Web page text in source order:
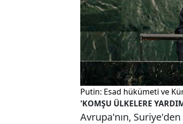
Putin: Esad hükümeti ve
'KOMŞU ÜLKELERE
Avrupa'nın,